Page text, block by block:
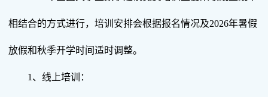
相结合的方式进行，培训安排会根据报名情况及2026年暑假
放假和秋季开学时间适时调整。
1、线上培训：